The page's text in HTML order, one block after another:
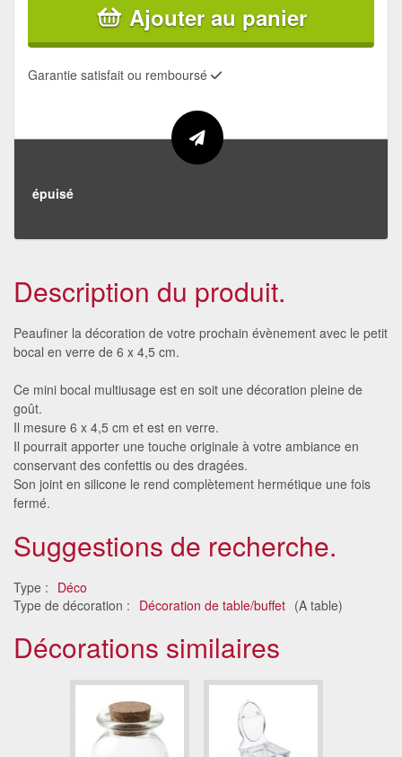
Ajouter au panier
Garantie satisfait ou remboursé
épuisé
Description du produit.
Peaufiner la décoration de votre prochain évènement avec le petit
bocal en verre de 6 x 4,5 cm.
Ce mini bocal multiusage est en soit une décoration pleine de
goût.
Il mesure 6 x 4,5 cm et est en verre.
Il pourrait apporter une touche originale à votre ambiance en
conservant des confettis ou des dragées.
Son joint en silicone le rend complètement hermétique une fois
fermé.
Suggestions de recherche.
Type : Déco
Type de décoration : Décoration de table/buffet (A table)
Décorations similaires